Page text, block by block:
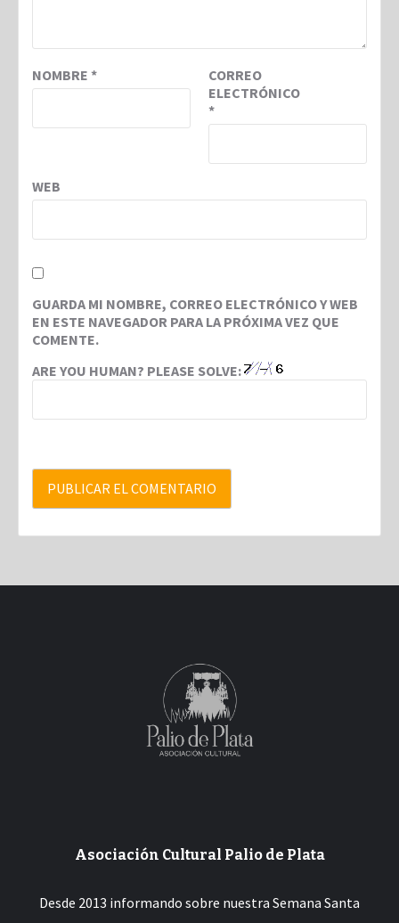
NOMBRE *
CORREO
ELECTRÓNICO
*
WEB
GUARDA MI NOMBRE, CORREO ELECTRÓNICO Y WEB
EN ESTE NAVEGADOR PARA LA PRÓXIMA VEZ QUE
COMENTE.
ARE YOU HUMAN? PLEASE SOLVE:
Asociación Cultural Palio de Plata
Desde 2013 informando sobre nuestra Semana Santa